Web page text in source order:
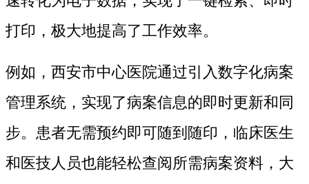
打印，极大地提高了工作效率。
例如，西安市中心医院通过引入数字化病案
管理系统，实现了病案信息的即时更新和同
步。患者无需预约即可随到随印，临床医生
和医技人员也能轻松查阅所需病案资料，大